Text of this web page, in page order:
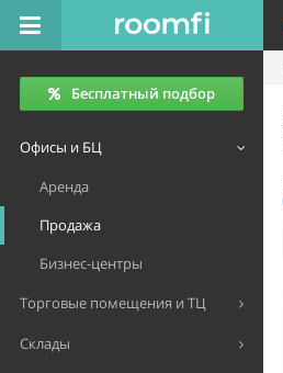
Бесплатный подбор
Офисы и БЦ
Аренда
Продажа
Бизнес-центры
Торговые помещения и ТЦ
Склады